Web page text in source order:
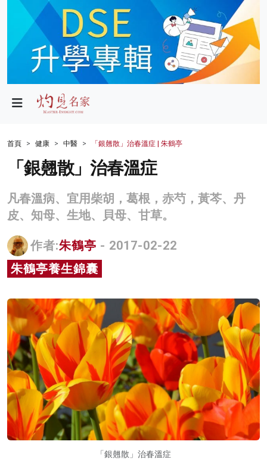
政局
財經
生活
商業
科技
影片
灼見活動
關於我們
首頁 健康 中醫 「銀翹散」治春溫症 | 朱鶴亭
「銀翹散」治春溫症
凡春溫病、宜用柴胡，葛根，赤芍，黃芩、丹
皮、知母、生地、貝母、甘草。
作者:朱鶴亭 - 2017-02-22
朱鶴亭養生錦囊
「銀翹散」治春溫症